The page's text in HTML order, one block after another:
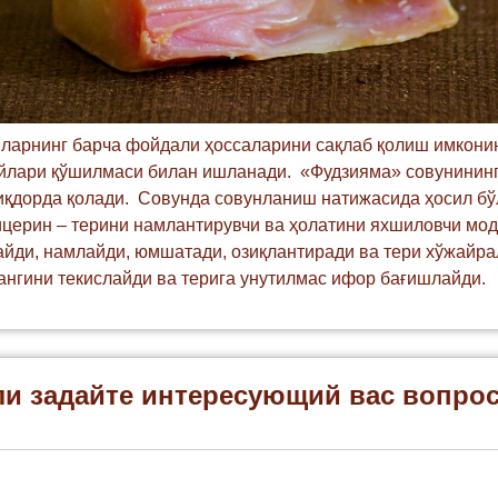
барча фойдали ҳоссаларини сақлаб қолиш
қўшилмаси билан ишланади. «Фудзияма»
қолади. Совунда совунланиш натижасида ҳосил
– терини намлантирувчи ва ҳолатини яхшиловчи
намлайди, юмшатади, озиқлантиради ва тери
текислайди ва терига унутилмас ифор бағишлайди.
задайте интересующий вас